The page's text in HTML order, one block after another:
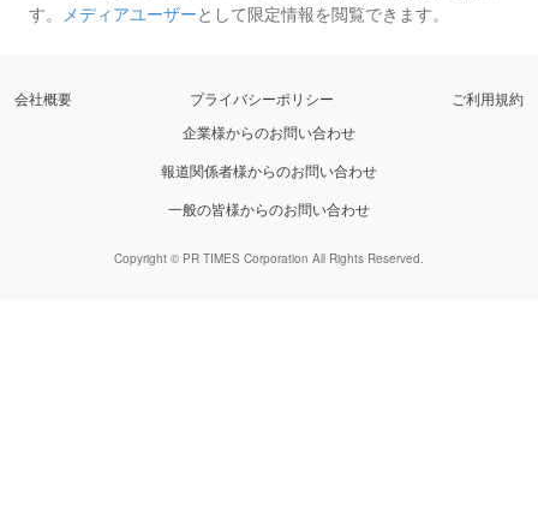
す。 メディアユーザーとして限定情報を閲覧できます。
会社概要 プライバシーポリシー
ご利用規約
企業様からのお問い合わせ
報道関係者様からのお問い合わせ
一般の皆様からのお問い合わせ
Copyright © PR TIMES Corporation All Rights Reserved.